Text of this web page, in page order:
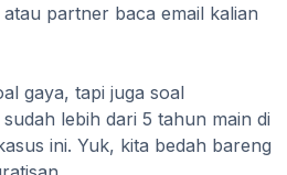
partner baca email kalian
gaya, tapi juga soal
lebih dari 5 tahun main di
ini. Yuk, kita bedah bareng